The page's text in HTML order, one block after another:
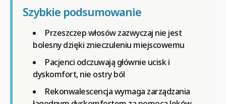
Szybkie podsumowanie
Przeszczep włosów zazwyczaj nie jest
bolesny dzięki znieczuleniu miejscowemu
Pacjenci odczuwają głównie ucisk i
dyskomfort, nie ostry ból
Rekonwalescencja wymaga zarządzania